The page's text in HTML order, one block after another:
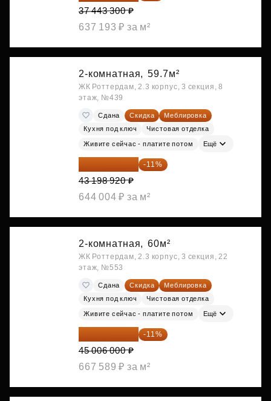
37 443 300 ₽
637 193 ₽ за м²
2-комнатная, 59.7м²
ЖК Роттердам, 2.3 корпус, 3 секция, 8
этаж, №439
Сдана Скидка
Меблировка
Кухня под ключ
Чистовая отделка
Живите сейчас - платите потом Ещё
38 447 039 ₽ -11%
43 198 920 ₽
644 004 ₽ за м²
2-комнатная, 60м²
ЖК Роттердам, 2.3 корпус, 3 секция, 22
этаж, №553
Сдана Скидка
Меблировка
Кухня под ключ
Чистовая отделка
Живите сейчас - платите потом Ещё
40 055 340 ₽ -11%
45 006 000 ₽
667 589 ₽ за м²